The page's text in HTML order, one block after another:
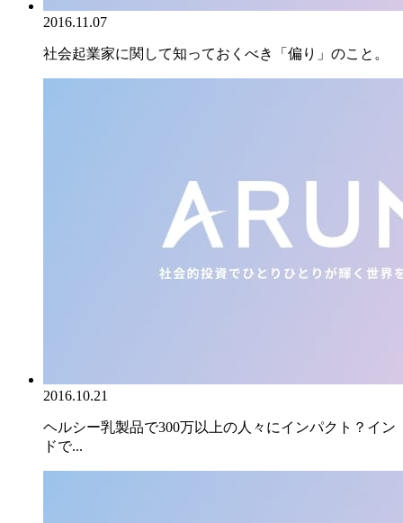
2016.11.07
社会起業家に関して知っておくべき「偏り」のこと。
2016.10.21
ヘルシー乳製品で300万以上の人々にインパクト？イン
ドで...